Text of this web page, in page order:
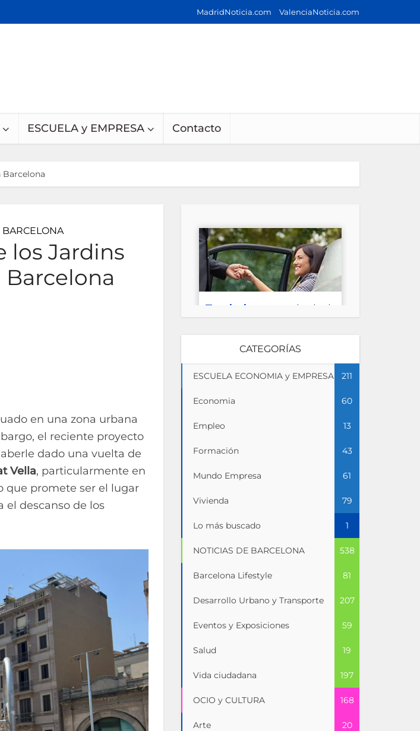
MadridNoticia.com ValenciaNoticia.com
ESCUELA y EMPRESA Contacto
Barcelona
BARCELONA
los Jardins
en una zona urbana
el reciente proyecto
dado una vuelta de
Vella, particularmente en
que promete ser el lugar
el descanso de los
CATEGORÍAS
ESCUELA ECONOMIA y EMPRESA 211
Economia 60
Empleo 13
Formación 43
Mundo Empresa 61
Vivienda 79
Lo más buscado 1
NOTICIAS DE BARCELONA 538
Barcelona Lifestyle 81
Desarrollo Urbano y Transporte 207
Eventos y Exposiciones 59
Salud 19
Vida ciudadana 197
OCIO y CULTURA 168
Arte 20